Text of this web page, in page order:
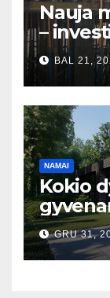
Nauja
–
bet ir į
BAL 21,
NAMAI
Kokio
GRU 31,